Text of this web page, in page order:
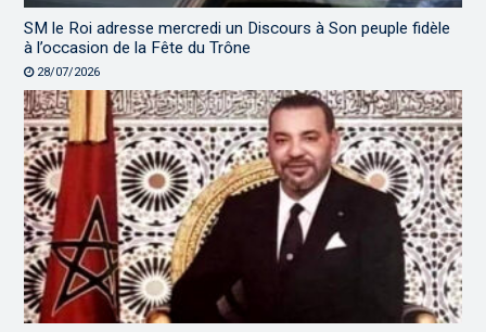
SM le Roi adresse mercredi un Discours à Son peuple fidèle
à l’occasion de la Fête du Trône
28/07/2026